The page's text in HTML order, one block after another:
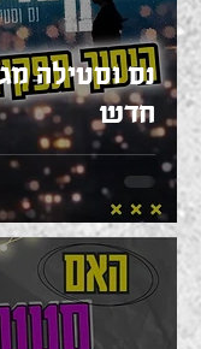
נס וסטילה
חדש